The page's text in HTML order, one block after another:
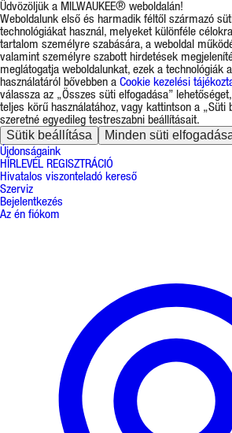
Üdvözöljük a MILWAUKEE® weboldalán!
Weboldalunk első és harmadik féltől származó
technológiákat használ, melyeket különféle
tartalom személyre szabására, a weboldal
valamint személyre szabott hirdetések
meglátogatja weboldalunkat, ezek a technológiák
használatáról bővebben a Cookie kezelési
válassza az „Összes süti elfogadása”
teljes körű használatához, vagy kattintson a „Süti
szeretné egyedileg testreszabni beállításait.
Sütik beállítása Minden süti
Újdonságaink
HÍRLEVÉL REGISZTRÁCIÓ
Hivatalos viszonteladó kereső
Szerviz
Bejelentkezés
Az én fiókom